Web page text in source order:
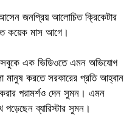
আসেন জনপ্রিয় আলোচিত ক্রিকেটার
কয়েক মাস আগে।
এক ভিডিওতে এমন অভিযোগ
মানুষ করতে সরকারের প্রতি আহ্বান
পরামর্শও দেন সুমন। এমন
ব্যারিস্টার সুমন।